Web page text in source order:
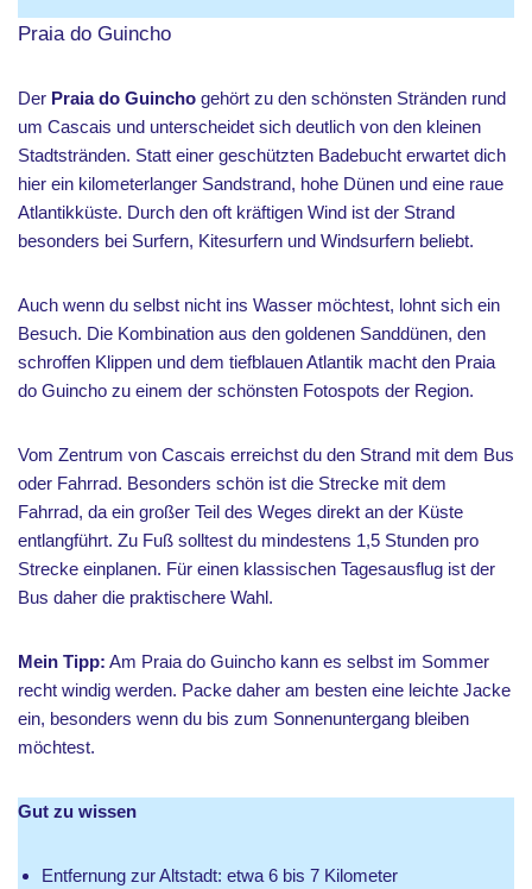
Praia do Guincho
Der Praia do Guincho gehört zu den schönsten Stränden rund
um Cascais und unterscheidet sich deutlich von den kleinen
Stadtstränden. Statt einer geschützten Badebucht erwartet dich
hier ein kilometerlanger Sandstrand, hohe Dünen und eine raue
Atlantikküste. Durch den oft kräftigen Wind ist der Strand
besonders bei Surfern, Kitesurfern und Windsurfern beliebt.
Auch wenn du selbst nicht ins Wasser möchtest, lohnt sich ein
Besuch. Die Kombination aus den goldenen Sanddünen, den
schroffen Klippen und dem tiefblauen Atlantik macht den Praia
do Guincho zu einem der schönsten Fotospots der Region.
Vom Zentrum von Cascais erreichst du den Strand mit dem Bus
oder Fahrrad. Besonders schön ist die Strecke mit dem
Fahrrad, da ein großer Teil des Weges direkt an der Küste
entlangführt. Zu Fuß solltest du mindestens 1,5 Stunden pro
Strecke einplanen. Für einen klassischen Tagesausflug ist der
Bus daher die praktischere Wahl.
Mein Tipp: Am Praia do Guincho kann es selbst im Sommer
recht windig werden. Packe daher am besten eine leichte Jacke
ein, besonders wenn du bis zum Sonnenuntergang bleiben
möchtest.
Gut zu wissen
Entfernung zur Altstadt: etwa 6 bis 7 Kilometer